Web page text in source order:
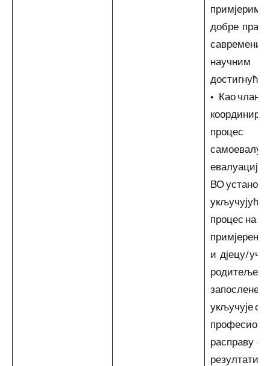
примјерима
добре
савременим
научним
• Као члан
координира
процес
евалуације
ВО
укључујући
процес на
примјерен
и дјецу/
родитеље и
запослене;
укључује
расправу о